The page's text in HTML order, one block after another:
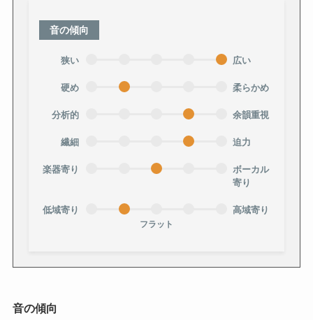
音の傾向
狭い 広い
硬め 柔らかめ
分析的 余韻重視
繊細 迫力
楽器寄り
ボーカル
寄り
低域寄り
フラット
高域寄り
音の傾向